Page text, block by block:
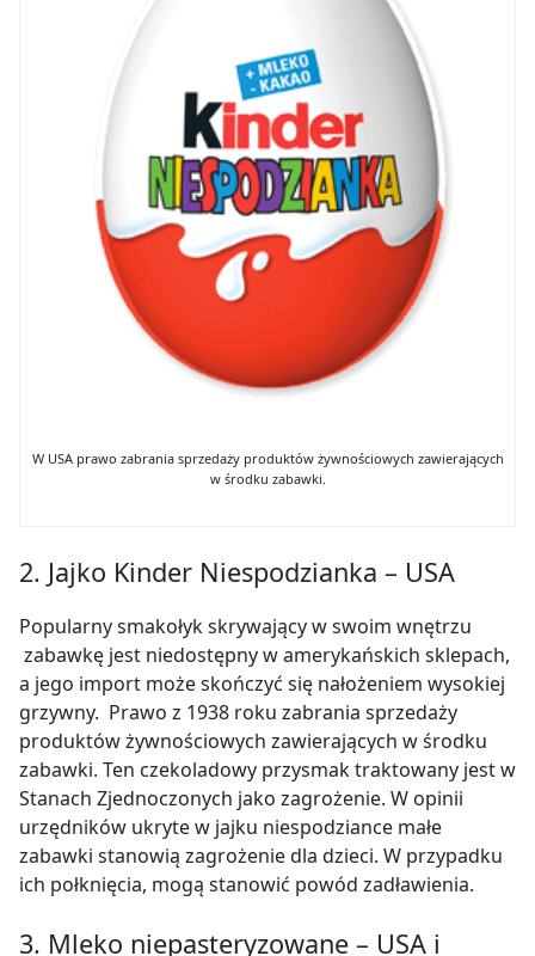
W USA prawo zabrania sprzedaży produktów żywnościowych zawierających
w środku zabawki.
2. Jajko Kinder Niespodzianka – USA
Popularny smakołyk skrywający w swoim wnętrzu
zabawkę jest niedostępny w amerykańskich sklepach,
a jego import może skończyć się nałożeniem wysokiej
grzywny. Prawo z 1938 roku zabrania sprzedaży
produktów żywnościowych zawierających w środku
zabawki. Ten czekoladowy przysmak traktowany jest w
Stanach Zjednoczonych jako zagrożenie. W opinii
urzędników ukryte w jajku niespodziance małe
zabawki stanowią zagrożenie dla dzieci. W przypadku
ich połknięcia, mogą stanowić powód zadławienia.
3. Mleko niepasteryzowane – USA i